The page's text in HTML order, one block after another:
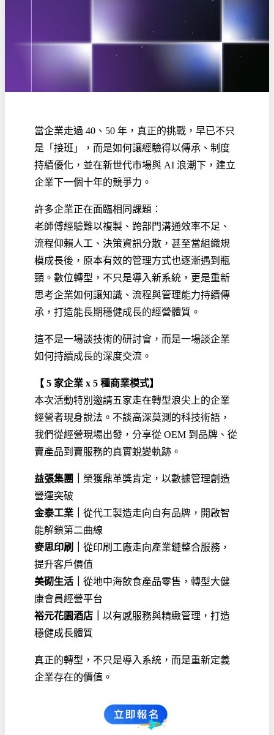
當企業走過 40、50 年，真正的挑戰，早已不只
是「接班」，而是如何讓經驗得以傳承、制度
持續優化，並在新世代市場與 AI 浪潮下，建立
企業下一個十年的競爭力。
許多企業正在面臨相同課題：
老師傅經驗難以複製、跨部門溝通效率不足、
流程仰賴人工、決策資訊分散，甚至當組織規
模成長後，原本有效的管理方式也逐漸遇到瓶
頸。數位轉型，不只是導入新系統，更是重新
思考企業如何讓知識、流程與管理能力持續傳
承，打造能長期穩健成長的經營體質。
這不是一場談技術的研討會，而是一場談企業
如何持續成長的深度交流。
【 5 家企業 x 5 種商業模式】
本次活動特別邀請五家走在轉型浪尖上的企業
經營者現身說法。不談高深莫測的科技術語，
我們從經營現場出發，分享從 OEM 到品牌、從
賣產品到賣服務的真實蛻變軌跡。
益張集團｜ 榮獲鼎革獎肯定，以數據管理創造
營運突破
金泰工業｜從代工製造走向自有品牌，開啟智
能解鎖第二曲線
麥思印刷｜從印刷工廠走向產業鏈整合服務，
提升客戶價值
美砌生活｜從地中海飲食產品零售，轉型大健
康會員經營平台
裕元花園酒店｜以有感服務與精緻管理，打造
穩健成長體質
真正的轉型，不只是導入系統，而是重新定義
企業存在的價值。